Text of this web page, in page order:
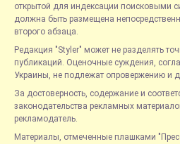
открытой для индексации поисковыми
должна быть размещена
второго абзаца.
Редакция "Styler" может не разделять
публикаций. Оценочные суждения,
Украины, не подлежат опровержению и
За достоверность, содержание и
законодательства рекламных
рекламодатель.
Материалы, отмеченные плашками